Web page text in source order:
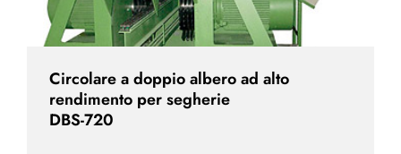
Circolare a doppio albero ad alto
rendimento per segherie
DBS-720